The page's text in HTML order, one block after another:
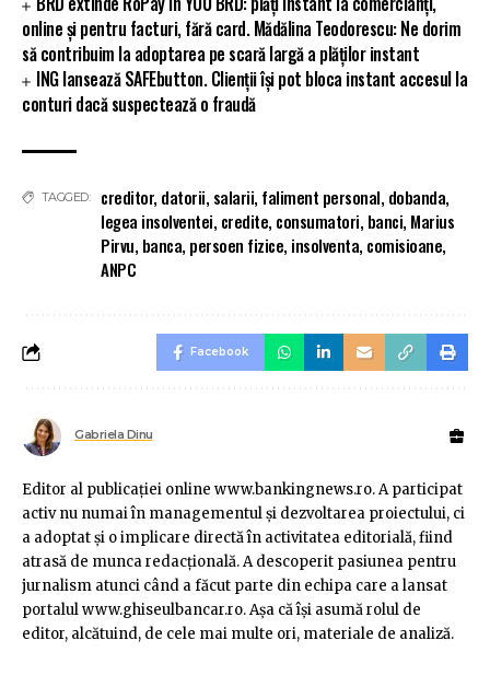
online și pentru facturi, fără card. Mădălina Teodorescu: Ne dorim
să contribuim la adoptarea pe scară largă a plăților instant
ING lansează SAFEbutton. Clienții își pot bloca instant accesul la
conturi dacă suspectează o fraudă
TAGGED: creditor, datorii, salarii, faliment personal, dobanda,
legea insolventei, credite, consumatori, banci, Marius
Pirvu, banca, persoen fizice, insolventa, comisioane,
ANPC
Facebook
Gabriela Dinu
Editor al publicaţiei online www.bankingnews.ro. A participat
activ nu numai în managementul şi dezvoltarea proiectului, ci
a adoptat şi o implicare directă în activitatea editorială, fiind
atrasă de munca redacţională. A descoperit pasiunea pentru
jurnalism atunci când a făcut parte din echipa care a lansat
portalul www.ghiseulbancar.ro. Așa că îşi asumă rolul de
editor, alcătuind, de cele mai multe ori, materiale de analiză.